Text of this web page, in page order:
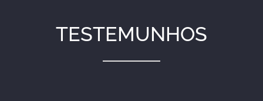
TESTEMUNHOS